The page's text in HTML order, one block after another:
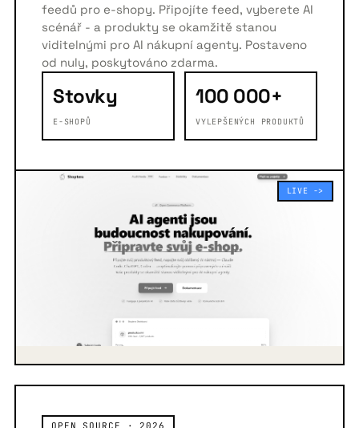
feedů pro e-shopy. Připojíte feed, vyberete AI
scénář - a produkty se okamžitě stanou
viditelnými pro AI nákupní agenty. Postaveno
od nuly, poskytováno zdarma.
Stovky
E-SHOPŮ
100 000+
VYLEPŠENÝCH PRODUKTŮ
LIVE ->
OPEN SOURCE · 2026